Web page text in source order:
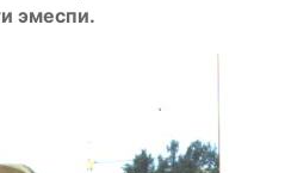
эмеспи.